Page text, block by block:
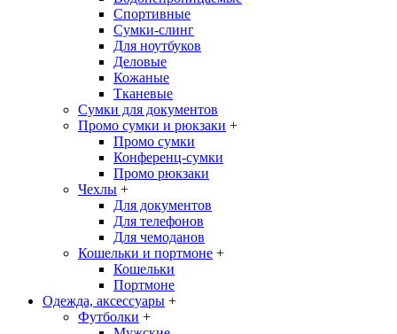
Спортивные
Сумки-слинг
Для ноутбуков
Деловые
Кожаные
Тканевые
Сумки для документов
Промо сумки и рюкзаки +
Промо сумки
Конференц-сумки
Промо рюкзаки
Чехлы +
Для документов
Для телефонов
Для чемоданов
Кошельки и портмоне +
Кошельки
Портмоне
Одежда, аксессуары +
Футболки +